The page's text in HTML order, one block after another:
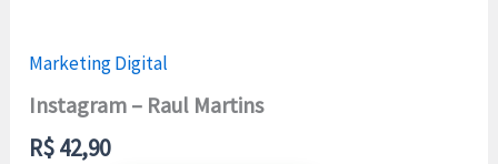
Marketing Digital
Instagram – Raul Martins
R$42,90